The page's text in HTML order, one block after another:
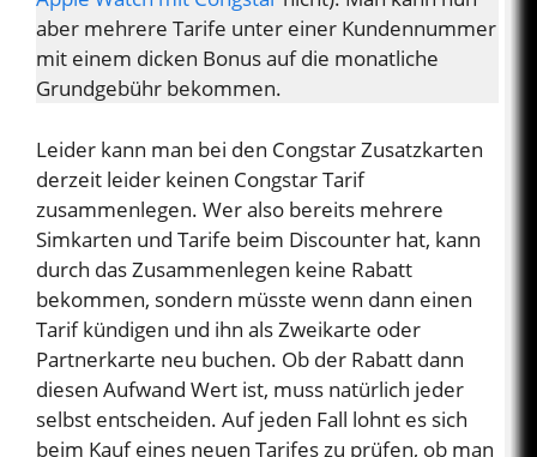
aber mehrere Tarife unter einer Kundennummer
mit einem dicken Bonus auf die monatliche
Grundgebühr bekommen.
Leider kann man bei den Congstar Zusatzkarten
derzeit leider keinen Congstar Tarif
zusammenlegen. Wer also bereits mehrere
Simkarten und Tarife beim Discounter hat, kann
durch das Zusammenlegen keine Rabatt
bekommen, sondern müsste wenn dann einen
Tarif kündigen und ihn als Zweikarte oder
Partnerkarte neu buchen. Ob der Rabatt dann
diesen Aufwand Wert ist, muss natürlich jeder
selbst entscheiden. Auf jeden Fall lohnt es sich
beim Kauf eines neuen Tarifes zu prüfen, ob man